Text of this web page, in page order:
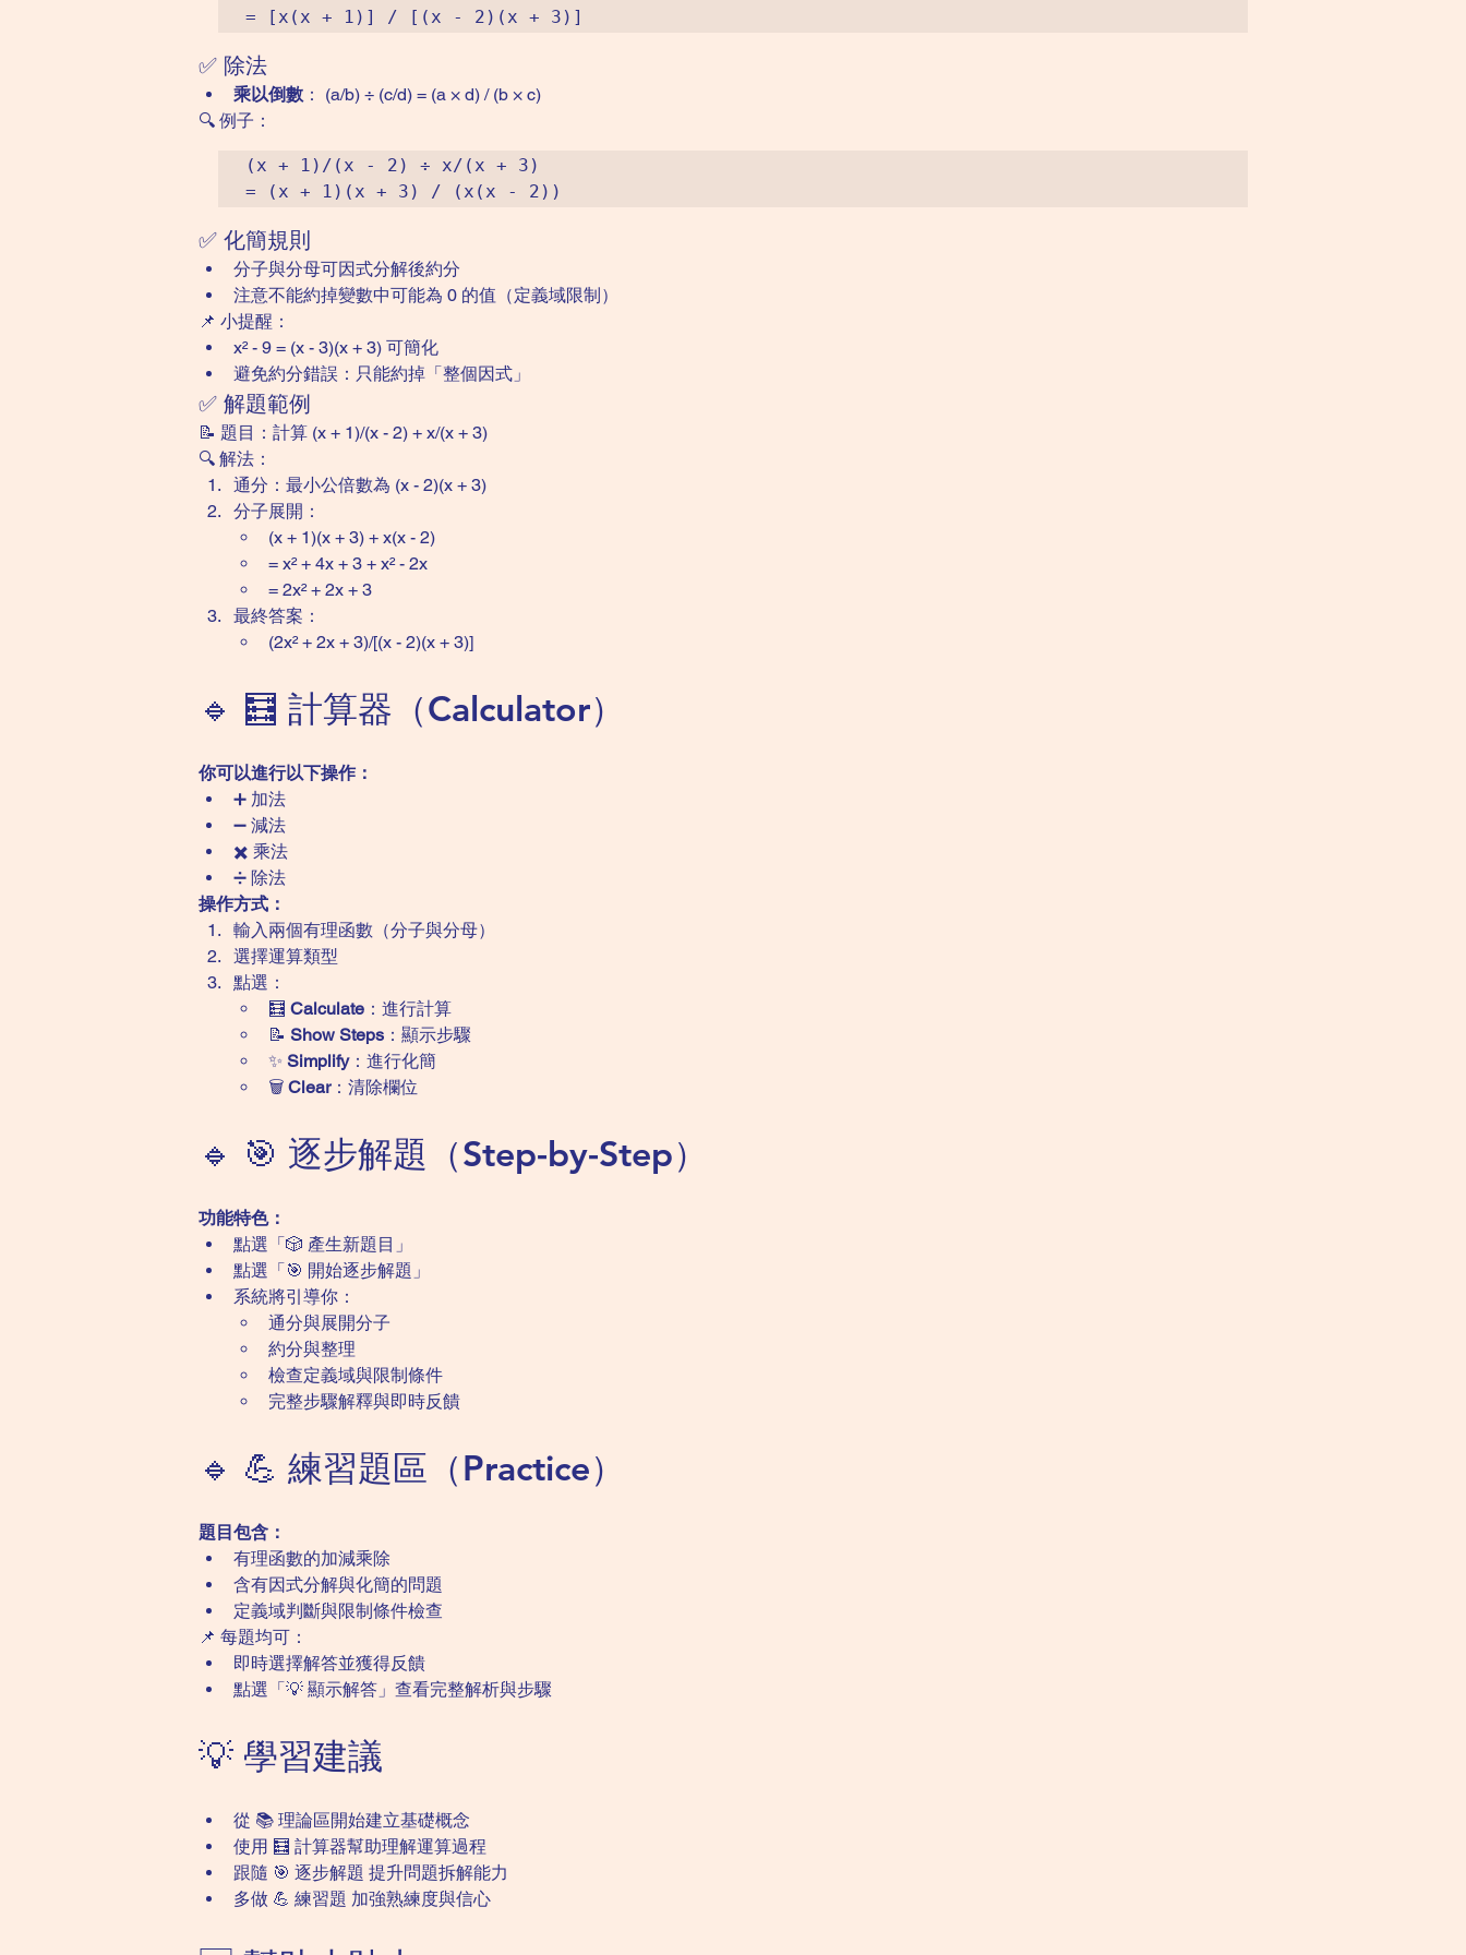
✅ 除法
乘以倒數 ： (a/b) ÷ (c/d) = (a × d) / (b × c)
🔍 例子：
(x + 1)/(x - 2) ÷ x/(x + 3)
✅ 化簡規則
分子與分母可因式分解後約分
注意不能約掉變數中可能為 0 的值（定義域限制）
📌 小提醒：
x² - 9 = (x - 3)(x + 3) 可簡化
避免約分錯誤：只能約掉「整個因式」
✅ 解題範例
📝 題目：計算 (x + 1)/(x - 2) + x/(x + 3)
🔍 解法：
通分：最小公倍數為 (x - 2)(x + 3)
分子展開：
(x + 1)(x + 3) + x(x - 2)
= x² + 4x + 3 + x² - 2x
= 2x² + 2x + 3
最終答案：
(2x² + 2x + 3)/[(x - 2)(x + 3)]
🔹 🧮 計算器（Calculator）
你可以進行以下操作：
➕ 加法
➖ 減法
✖️ 乘法
➗ 除法
操作方式：
輸入兩個有理函數（分子與分母）
選擇運算類型
點選：
🧮 Calculate ：進行計算
📝 Show Steps ：顯示步驟
✨ Simplify：進行化簡
🗑️ Clear：清除欄位
🔹 🎯 逐步解題（Step-by-Step）
功能特色：
點選「🎲 產生新題目」
點選「🎯 開始逐步解題」
系統將引導你：
通分與展開分子
約分與整理
檢查定義域與限制條件
完整步驟解釋與即時反饋
🔹 💪 練習題區（Practice）
題目包含：
有理函數的加減乘除
含有因式分解與化簡的問題
定義域判斷與限制條件檢查
📌 每題均可：
即時選擇解答並獲得反饋
點選「💡 顯示解答」查看完整解析與步驟
💡 學習建議
從 📚 理論區開始建立基礎概念
使用 🧮 計算器幫助理解運算過程
跟隨 🎯 逐步解題 提升問題拆解能力
多做 💪 練習題 加強熟練度與信心